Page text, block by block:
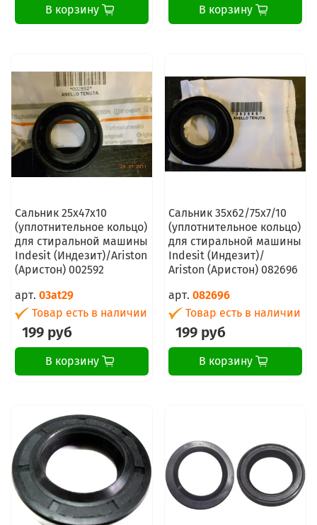
В корзину В корзину
Сальник 25x47x10
(уплотнительное кольцо)
для стиральной машины
Indesit (Индезит)/Ariston
(Аристон) 002592
арт. 03at29
Товар есть в наличии
199 руб
В корзину
Сальник 35x62/75x7/10
(уплотнительное кольцо)
для стиральной машины
Indesit (Индезит)/
Ariston (Аристон) 082696
арт. 082696
Товар есть в наличии
199 руб
В корзину